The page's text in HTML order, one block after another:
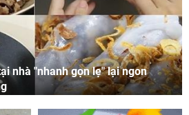
nhà "nhanh gọn lẹ" lại ngon